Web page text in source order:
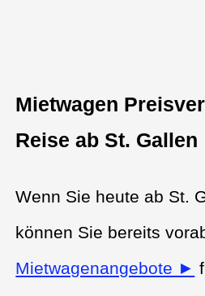
Mietwagen
Reise ab St. Gallen
Wenn Sie heute ab St.
können Sie bereits
Mietwagenangebote ►